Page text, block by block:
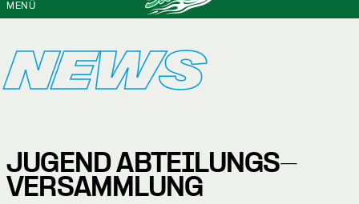
MENÜ
NEWS
JUGEND ABTEILUNGS­
VERSAMMLUNG